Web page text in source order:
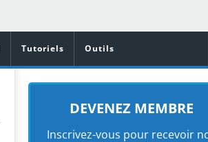
Tutoriels Outils
DEVENEZ MEMBRE
Inscrivez-vous pour recevoir